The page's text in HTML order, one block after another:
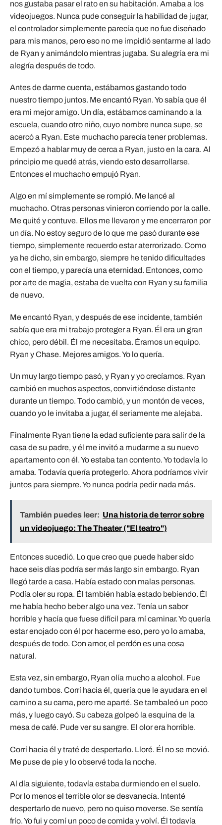
nos gustaba pasar el rato en su habitación. Amaba a los
videojuegos. Nunca pude conseguir la habilidad de jugar,
el controlador simplemente parecía que no fue diseñado
para mis manos, pero eso no me impidió sentarme al lado
de Ryan y animándolo mientras jugaba. Su alegría era mi
alegría después de todo.
Antes de darme cuenta, estábamos gastando todo
nuestro tiempo juntos. Me encantó Ryan. Yo sabía que él
era mi mejor amigo. Un día, estábamos caminando a la
escuela, cuando otro niño, cuyo nombre nunca supe, se
acercó a Ryan. Este muchacho parecía tener problemas.
Empezó a hablar muy de cerca a Ryan, justo en la cara. Al
principio me quedé atrás, viendo esto desarrollarse.
Entonces el muchacho empujó Ryan.
Algo en mí simplemente se rompió. Me lancé al
muchacho. Otras personas vinieron corriendo por la calle.
Me quité y contuve. Ellos me llevaron y me encerraron por
un día. No estoy seguro de lo que me pasó durante ese
tiempo, simplemente recuerdo estar aterrorizado. Como
ya he dicho, sin embargo, siempre he tenido dificultades
con el tiempo, y parecía una eternidad. Entonces, como
por arte de magia, estaba de vuelta con Ryan y su familia
de nuevo.
Me encantó Ryan, y después de ese incidente, también
sabía que era mi trabajo proteger a Ryan. Él era un gran
chico, pero débil. Él me necesitaba. Éramos un equipo.
Ryan y Chase. Mejores amigos. Yo lo quería.
Un muy largo tiempo pasó, y Ryan y yo crecíamos. Ryan
cambió en muchos aspectos, convirtiéndose distante
durante un tiempo. Todo cambió, y un montón de veces,
cuando yo le invitaba a jugar, él seriamente me alejaba.
Finalmente Ryan tiene la edad suficiente para salir de la
casa de su padre, y él me invitó a mudarme a su nuevo
apartamento con él. Yo estaba tan contento. Yo todavía lo
amaba. Todavía quería protegerlo. Ahora podríamos vivir
juntos para siempre. Yo nunca podría pedir nada más.
También puedes leer: Una historia de terror sobre
un videojuego: The Theater ("El teatro")
Entonces sucedió. Lo que creo que puede haber sido
hace seis días podría ser más largo sin embargo. Ryan
llegó tarde a casa. Había estado con malas personas.
Podía oler su ropa. Él también había estado bebiendo. Él
me había hecho beber algo una vez. Tenía un sabor
horrible y hacía que fuese difícil para mí caminar. Yo quería
estar enojado con él por hacerme eso, pero yo lo amaba,
después de todo. Con amor, el perdón es una cosa
natural.
Esta vez, sin embargo, Ryan olía mucho a alcohol. Fue
dando tumbos. Corrí hacia él, quería que le ayudara en el
camino a su cama, pero me aparté. Se tambaleó un poco
más, y luego cayó. Su cabeza golpeó la esquina de la
mesa de café. Pude ver su sangre. El olor era horrible.
Corrí hacia él y traté de despertarlo. Lloré. Él no se movió.
Me puse de pie y lo observé toda la noche.
Al día siguiente, todavía estaba durmiendo en el suelo.
Por lo menos el terrible olor se desvanecía. Intenté
despertarlo de nuevo, pero no quiso moverse. Se sentía
frío. Yo fui y comí un poco de comida y volví. Él todavía